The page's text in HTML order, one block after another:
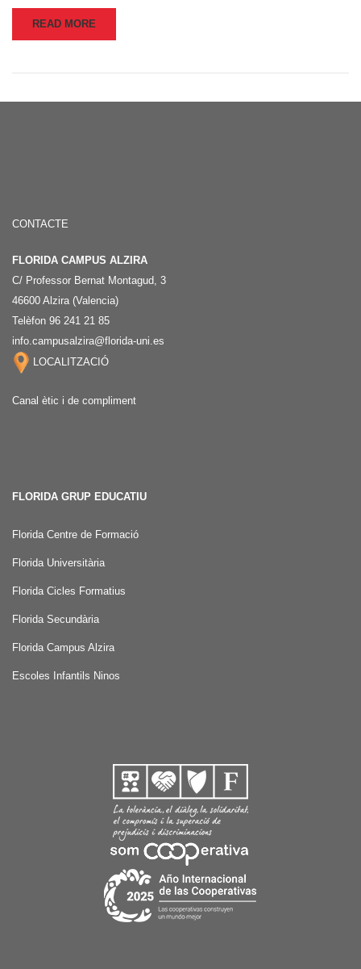
READ MORE
CONTACTE
FLORIDA CAMPUS ALZIRA
C/ Professor Bernat Montagud, 3
46600 Alzira (Valencia)
Telèfon 96 241 21 85
info.campusalzira@florida-uni.es
LOCALITZACIÓ
Canal ètic i de compliment
FLORIDA GRUP EDUCATIU
Florida Centre de Formació
Florida Universitària
Florida Cicles Formatius
Florida Secundària
Florida Campus Alzira
Escoles Infantils Ninos